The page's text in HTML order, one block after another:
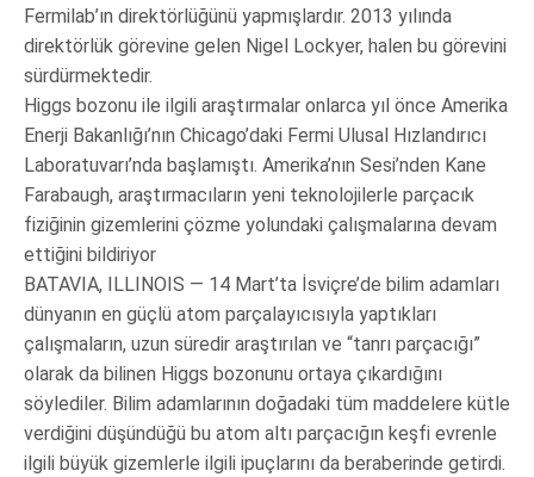
Fermilab’ın direktörlüğünü yapmışlardır. 2013 yılında
direktörlük görevine gelen Nigel Lockyer, halen bu görevini
sürdürmektedir.
Higgs bozonu ile ilgili araştırmalar onlarca yıl önce Amerika
Enerji Bakanlığı’nın Chicago’daki Fermi Ulusal Hızlandırıcı
Laboratuvarı’nda başlamıştı. Amerika’nın Sesi’nden Kane
Farabaugh, araştırmacıların yeni teknolojilerle parçacık
fiziğinin gizemlerini çözme yolundaki çalışmalarına devam
ettiğini bildiriyor
BATAVIA, ILLINOIS — 14 Mart’ta İsviçre’de bilim adamları
dünyanın en güçlü atom parçalayıcısıyla yaptıkları
çalışmaların, uzun süredir araştırılan ve “tanrı parçacığı”
olarak da bilinen Higgs bozonunu ortaya çıkardığını
söylediler. Bilim adamlarının doğadaki tüm maddelere kütle
verdiğini düşündüğü bu atom altı parçacığın keşfi evrenle
ilgili büyük gizemlerle ilgili ipuçlarını da beraberinde getirdi.